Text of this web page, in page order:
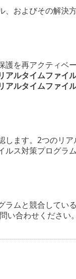
およびその解決
を再アクティベ
アルタイムファイ
アルタイムファイ
ます。2つのリ
ルス対策プログラ
ムと競合してい
い合わせください。